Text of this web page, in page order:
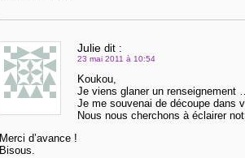
Julie dit :
23 mai 2011 à 10:54
Koukou,
Je viens glaner un renseignement
Je me souvenai de découpe dans
Nous nous cherchons à éclairer
Merci d’avance !
Bisous.